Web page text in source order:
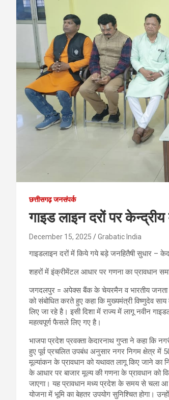
छत्तीसगढ़ जनसंपर्क
गाइड लाइन दरों पर केन्द्रीय
December 15, 2025 Grabatic India
गाइडलाइन दरों में किये गये बड़े जनहितैषी सुधार –
शहरों में इंक्रीमेंटल आधार पर गणना का प्रावधान
जगदलपुर = अपेक्स बैंक के चेयरमैन व भारतीय जनता
को संबोधित करते हुए कहा कि मुख्यमंत्री विष्णुदेव साय
लिए जा रहे है। इसी दिशा में राज्य में लागू नवीन
महत्वपूर्ण फैसले लिए गए है।
भाजपा प्रदेश प्रवक्ता केदारनाथ गुप्ता ने कहा कि
हुए पूर्व प्रचलित उपबंध अनुसार नगर निगम क्षेत्र
मूल्यांकन के प्रावधान को यथावत लागू किए जाने का
के आधार पर बाजार मूल्य की गणना के प्रावधान को
जाएगा। यह प्रावधान मध्य प्रदेश के समय से चला
योजना में भूमि का बेहतर उपयोग सुनिश्चित होगा।